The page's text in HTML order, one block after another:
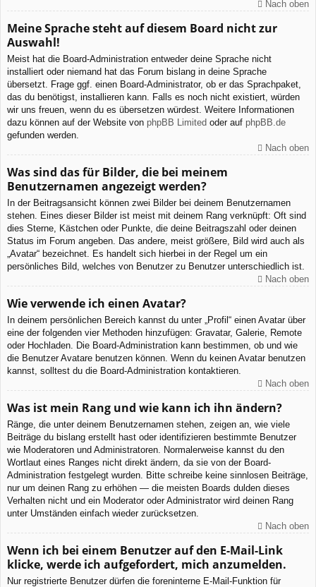
Nach oben
Meine Sprache steht auf diesem Board nicht zur
Auswahl!
Meist hat die Board-Administration entweder deine Sprache nicht
installiert oder niemand hat das Forum bislang in deine Sprache
übersetzt. Frage ggf. einen Board-Administrator, ob er das Sprachpaket,
das du benötigst, installieren kann. Falls es noch nicht existiert, würden
wir uns freuen, wenn du es übersetzen würdest. Weitere Informationen
dazu können auf der Website von phpBB Limited oder auf phpBB.de
gefunden werden.
Nach oben
Was sind das für Bilder, die bei meinem
Benutzernamen angezeigt werden?
In der Beitragsansicht können zwei Bilder bei deinem Benutzernamen
stehen. Eines dieser Bilder ist meist mit deinem Rang verknüpft: Oft sind
dies Sterne, Kästchen oder Punkte, die deine Beitragszahl oder deinen
Status im Forum angeben. Das andere, meist größere, Bild wird auch als
„Avatar“ bezeichnet. Es handelt sich hierbei in der Regel um ein
persönliches Bild, welches von Benutzer zu Benutzer unterschiedlich ist.
Nach oben
Wie verwende ich einen Avatar?
In deinem persönlichen Bereich kannst du unter „Profil“ einen Avatar über
eine der folgenden vier Methoden hinzufügen: Gravatar, Galerie, Remote
oder Hochladen. Die Board-Administration kann bestimmen, ob und wie
die Benutzer Avatare benutzen können. Wenn du keinen Avatar benutzen
kannst, solltest du die Board-Administration kontaktieren.
Nach oben
Was ist mein Rang und wie kann ich ihn ändern?
Ränge, die unter deinem Benutzernamen stehen, zeigen an, wie viele
Beiträge du bislang erstellt hast oder identifizieren bestimmte Benutzer
wie Moderatoren und Administratoren. Normalerweise kannst du den
Wortlaut eines Ranges nicht direkt ändern, da sie von der Board-
Administration festgelegt wurden. Bitte schreibe keine sinnlosen Beiträge,
nur um deinen Rang zu erhöhen — die meisten Boards dulden dieses
Verhalten nicht und ein Moderator oder Administrator wird deinen Rang
unter Umständen einfach wieder zurücksetzen.
Nach oben
Wenn ich bei einem Benutzer auf den E-Mail-Link
klicke, werde ich aufgefordert, mich anzumelden.
Nur registrierte Benutzer dürfen die foreninterne E-Mail-Funktion für